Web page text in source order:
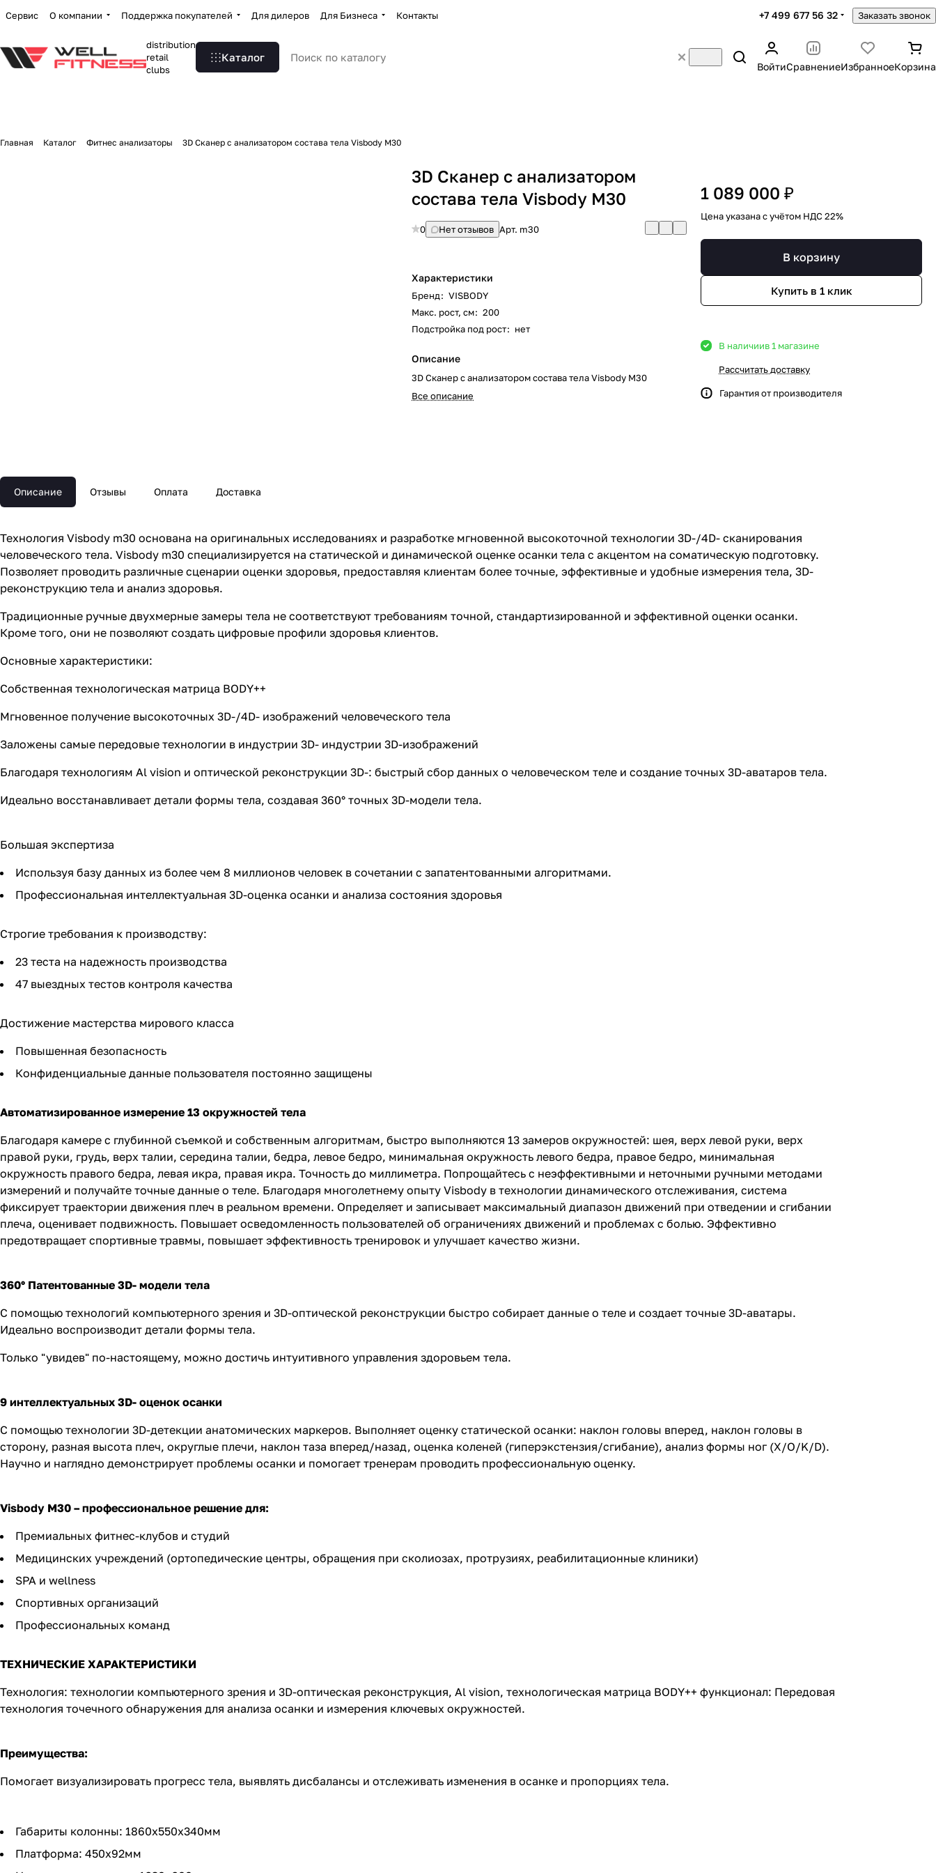
Сервис О компании Поддержка покупателей Для дилеров Для Бизнеса Контакты +7 499 677 56 32 Заказать звонок
distribution
retail
clubs
Каталог
ВойтиСравнениеИзбранноеКорзина
Главная Каталог Фитнес анализаторы 3D Сканер с анализатором состава тела Visbody M30
3D Сканер с анализатором
состава тела Visbody M30
0 Нет отзывов Арт. m30
Характеристики
Бренд: VISBODY
Макс. рост, см: 200
Подстройка под рост: нет
Описание
3D Сканер с анализатором состава тела Visbody M30
Все описание
1 089 000 ₽
Цена указана с учётом НДС 22%
В корзину
Купить в 1 клик
В наличиив 1 магазине
Рассчитать доставку
Гарантия от производителя
Описание Отзывы Оплата Доставка
Технология Visbody m30 основана на оригинальных исследованиях и разработке мгновенной высокоточной технологии 3D-/4D- сканирования
человеческого тела. Visbody m30 специализируется на статической и динамической оценке осанки тела с акцентом на соматическую подготовку.
Позволяет проводить различные сценарии оценки здоровья, предоставляя клиентам более точные, эффективные и удобные измерения тела, 3D-
реконструкцию тела и анализ здоровья.
Традиционные ручные двухмерные замеры тела не соответствуют требованиям точной, стандартизированной и эффективной оценки осанки.
Кроме того, они не позволяют создать цифровые профили здоровья клиентов.
Основные характеристики:
Собственная технологическая матрица BODY++
Мгновенное получение высокоточных 3D-/4D- изображений человеческого тела
Заложены самые передовые технологии в индустрии 3D- индустрии 3D-изображений
Благодаря технологиям Al vision и оптической реконструкции 3D-: быстрый сбор данных о человеческом теле и создание точных 3D-аватаров тела.
Идеально восстанавливает детали формы тела, создавая 360° точных 3D-модели тела.
Большая экспертиза
Используя базу данных из более чем 8 миллионов человек в сочетании с запатентованными алгоритмами.
Профессиональная интеллектуальная 3D-оценка осанки и анализа состояния здоровья
Строгие требования к производству:
23 теста на надежность производства
47 выездных тестов контроля качества
Достижение мастерства мирового класса
Повышенная безопасность
Конфиденциальные данные пользователя постоянно защищены
Автоматизированное измерение 13 окружностей тела
Благодаря камере с глубинной съемкой и собственным алгоритмам, быстро выполняются 13 замеров окружностей: шея, верх левой руки, верх
правой руки, грудь, верх талии, середина талии, бедра, левое бедро, минимальная окружность левого бедра, правое бедро, минимальная
окружность правого бедра, левая икра, правая икра. Точность до миллиметра. Попрощайтесь с неэффективными и неточными ручными методами
измерений и получайте точные данные о теле. Благодаря многолетнему опыту Visbody в технологии динамического отслеживания, система
фиксирует траектории движения плеч в реальном времени. Определяет и записывает максимальный диапазон движений при отведении и сгибании
плеча, оценивает подвижность. Повышает осведомленность пользователей об ограничениях движений и проблемах с болью. Эффективно
предотвращает спортивные травмы, повышает эффективность тренировок и улучшает качество жизни.
360° Патентованные 3D- модели тела
С помощью технологий компьютерного зрения и 3D-оптической реконструкции быстро собирает данные о теле и создает точные 3D-аватары.
Идеально воспроизводит детали формы тела.
Только "увидев" по-настоящему, можно достичь интуитивного управления здоровьем тела.
9 интеллектуальных 3D- оценок осанки
С помощью технологии 3D-детекции анатомических маркеров. Выполняет оценку статической осанки: наклон головы вперед, наклон головы в
сторону, разная высота плеч, округлые плечи, наклон таза вперед/назад, оценка коленей (гиперэкстензия/сгибание), анализ формы ног (X/O/K/D).
Научно и наглядно демонстрирует проблемы осанки и помогает тренерам проводить профессиональную оценку.
Visbody M30 – профессиональное решение для:
Премиальных фитнес-клубов и студий
Медицинских учреждений (ортопедические центры, обращения при сколиозах, протрузиях, реабилитационные клиники)
SPA и wellness
Спортивных организаций
Профессиональных команд
ТЕХНИЧЕСКИЕ ХАРАКТЕРИСТИКИ
Технология: технологии компьютерного зрения и 3D-оптическая реконструкция, Al vision, технологическая матрица BODY++ функционал: Передовая
технология точечного обнаружения для анализа осанки и измерения ключевых окружностей.
Преимущества:
Помогает визуализировать прогресс тела, выявлять дисбалансы и отслеживать изменения в осанке и пропорциях тела.
Габариты колонны: 1860х550х340мм
Платформа: 450х92мм